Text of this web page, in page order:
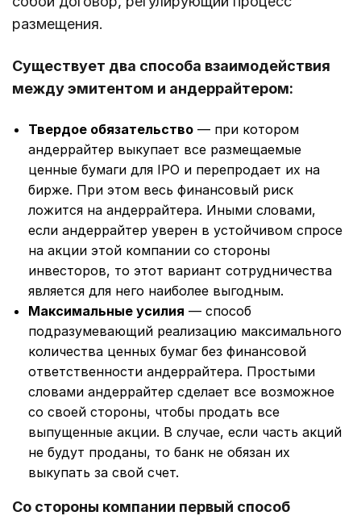
размещения.
Существует два способа взаимодействия
между эмитентом и андеррайтером:
Твердое обязательство — при котором
андеррайтер выкупает все размещаемые
ценные бумаги для IPO и перепродает их на
бирже. При этом весь финансовый риск
ложится на андеррайтера. Иными словами,
если андеррайтер уверен в устойчивом спросе
на акции этой компании со стороны
инвесторов, то этот вариант сотрудничества
является для него наиболее выгодным.
Максимальные усилия — способ
подразумевающий реализацию максимального
количества ценных бумаг без финансовой
ответственности андеррайтера. Простыми
словами андеррайтер сделает все возможное
со своей стороны, чтобы продать все
выпущенные акции. В случае, если часть акций
не будут проданы, то банк не обязан их
выкупать за свой счет.
Со стороны компании первый способ